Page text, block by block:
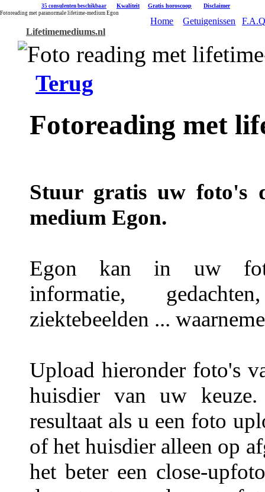
35 consulenten beschikbaar Kwaliteit Gratis horoscoop Disclaimer
Fotoreading met paranormale lifetime-medium Egon
Lifetimemediums.nl
Home Getuigenissen
Terug
Fotoreading met
Stuur gratis uw foto's
medium Egon.
Egon kan in uw
informatie,
ziektebeelden ...
Upload hieronder foto's
huisdier van uw
resultaat als u een foto
of het huisdier alleen op
het beter een close-